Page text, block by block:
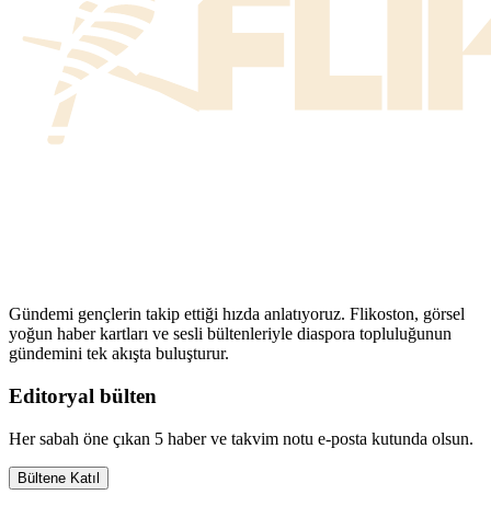
Gündemi gençlerin takip ettiği hızda anlatıyoruz. Flikoston, görsel
yoğun haber kartları ve sesli bültenleriyle diaspora topluluğunun
gündemini tek akışta buluşturur.
Editoryal bülten
Her sabah öne çıkan 5 haber ve takvim notu e-posta kutunda olsun.
Bültene Katıl